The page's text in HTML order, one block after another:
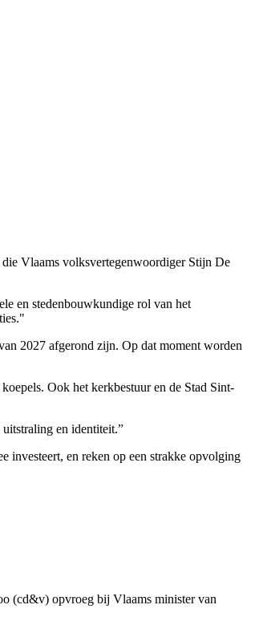
Vlaams volksvertegenwoordiger Stijn De
en stedenbouwkundige rol van het
2027 afgerond zijn. Op dat moment worden
Ook het kerkbestuur en de Stad Sint-
en identiteit.”
investeert, en reken op een strakke opvolging
(cd&v) opvroeg bij Vlaams minister van